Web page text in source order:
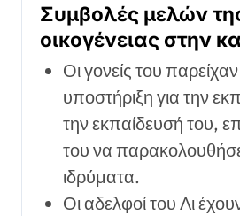
Συμβολές μελών
οικογένειας στην
Οι γονείς του
υποστήριξη για την
την εκπαίδευσή του,
του να
ιδρύματα.
Οι αδελφοί του Λι